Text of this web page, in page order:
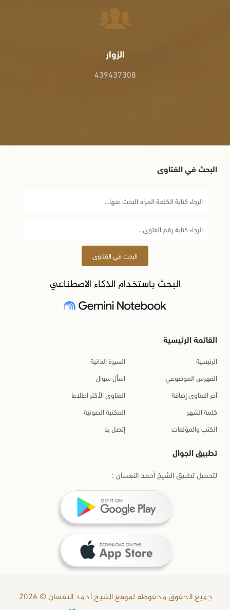
الزوار
439437308
البحث في الفتاوى
البحث في الفتاوى
البحث باستخدام الذكاء الاصطناعي
القائمة الرئيسية
الرئيسية
السيرة الذاتية
الفهرس الموضوعي
اسأل سؤال
آخر الفتاوى إضافة
الفتاوى الأكثر اطلاعا
كلمة الشهر
المكتبة الصوتية
الكتب والمؤلفات
إتصل بنا
تطبيق الجوال
لتحميل تطبيق الشيخ أحمد النعسان :
جميع الحقوق محفوظة لموقع الشيخ أحمد النعسان © 2026